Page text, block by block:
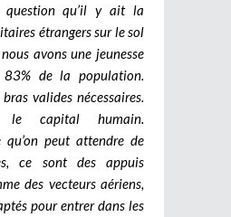
qu’il y ait la
étrangers sur le sol
avons une jeunesse
83% de la population.
valides nécessaires.
le capital humain.
qu’on peut attendre de
ce sont des appuis
des vecteurs aériens,
pour entrer dans les